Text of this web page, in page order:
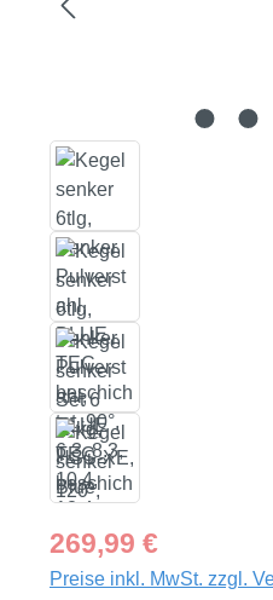
Regulärer Preis:
269,99 €
Preise inkl. MwSt. zzgl.